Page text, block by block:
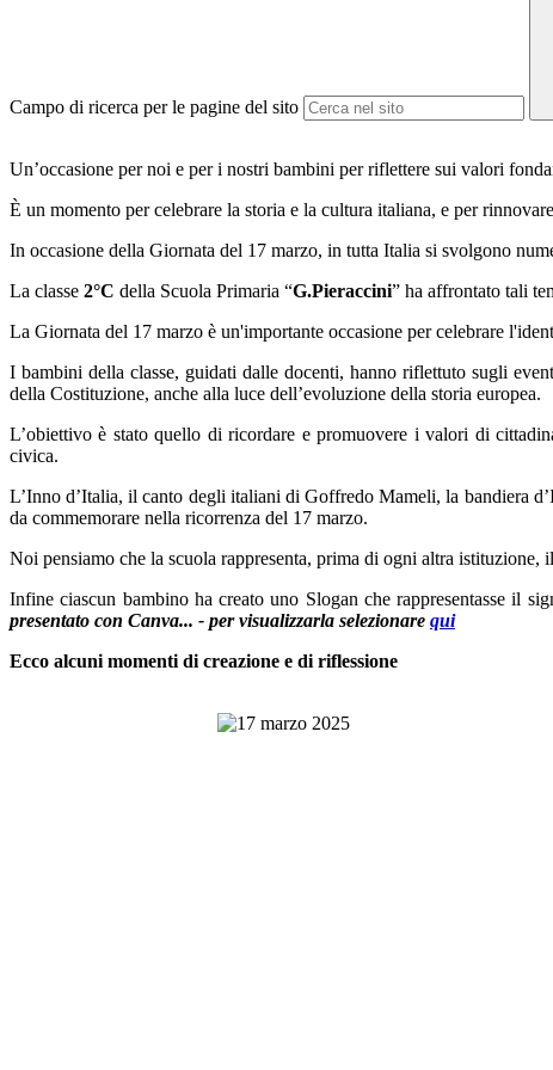
Campo di ricerca per le pagine del sito
Un’occasione per noi e per i nostri bambini per riflettere sui valori
È un momento per celebrare la storia e la cultura italiana, e per
In occasione della Giornata del 17 marzo, in tutta Italia si svolgono
La classe 2°C della Scuola Primaria “G.Pieraccini” ha affrontato tali
La Giornata del 17 marzo è un'importante occasione per celebrare
I bambini della classe, guidati dalle docenti, hanno riflettuto sugli
della Costituzione, anche alla luce dell’evoluzione della storia europea.
L’obiettivo è stato quello di ricordare e promuovere i valori di
civica.
L’Inno d’Italia, il canto degli italiani di Goffredo Mameli, la bandiera
da commemorare nella ricorrenza del 17 marzo.
Noi pensiamo che la scuola rappresenta, prima di ogni altra
Infine ciascun bambino ha creato uno Slogan che rappresentasse il
presentato con Canva... - per visualizzarla selezionare qui
Ecco alcuni momenti di creazione e di riflessione